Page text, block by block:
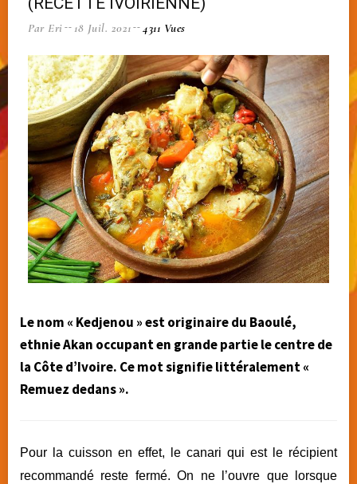
Par Eri 18 Juil. 2021 4311 Vues
Le nom « Kedjenou » est originaire du Baoulé,
ethnie Akan occupant en grande partie le centre de
la Côte d’Ivoire. Ce mot signifie littéralement «
Remuez dedans ».
Pour la cuisson en effet, le canari qui est le récipient
recommandé reste fermé. On ne l’ouvre que lorsque